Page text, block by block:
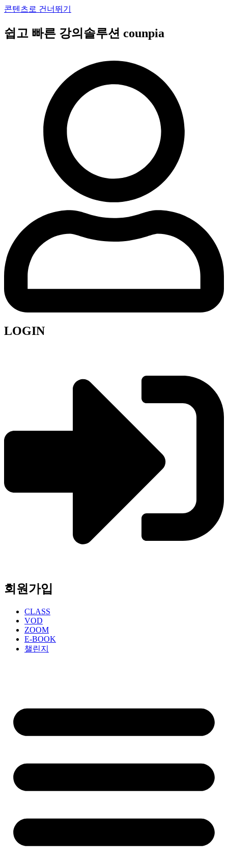
콘텐츠로 건너뛰기
쉽고 빠른 강의솔루션 counpia
LOGIN
회원가입
CLASS
VOD
ZOOM
E-BOOK
챌린지